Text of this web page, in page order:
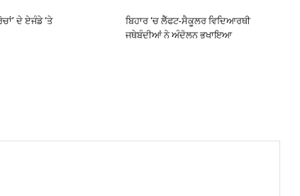
ਦੇ ਏਜੰਡੇ ‘ਤੇ
ਬਿਹਾਰ ‘ਚ ਲੈੱਫਟ-ਸੈਕੂਲਰ ਵਿਦਿਆਰਥੀ
ਜਥੇਬੰਦੀਆਂ ਨੇ ਅੰਦੋਲਨ ਭਖਾਇਆ